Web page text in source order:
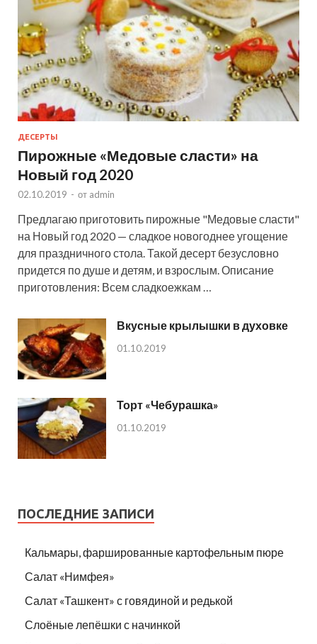
ДЕСЕРТЫ
Пирожные «Медовые сласти» на
Новый год 2020
02.10.2019 - от admin
Предлагаю приготовить пирожные "Медовые сласти"
на Новый год 2020 — сладкое новогоднее угощение
для праздничного стола. Такой десерт безусловно
придется по душе и детям, и взрослым. Описание
приготовления: Всем сладкоежкам …
Вкусные крылышки в духовке
01.10.2019
Торт «Чебурашка»
01.10.2019
ПОСЛЕДНИЕ ЗАПИСИ
Кальмары, фаршированные картофельным пюре
Салат «Нимфея»
Салат «Ташкент» с говядиной и редькой
Слоёные лепёшки с начинкой